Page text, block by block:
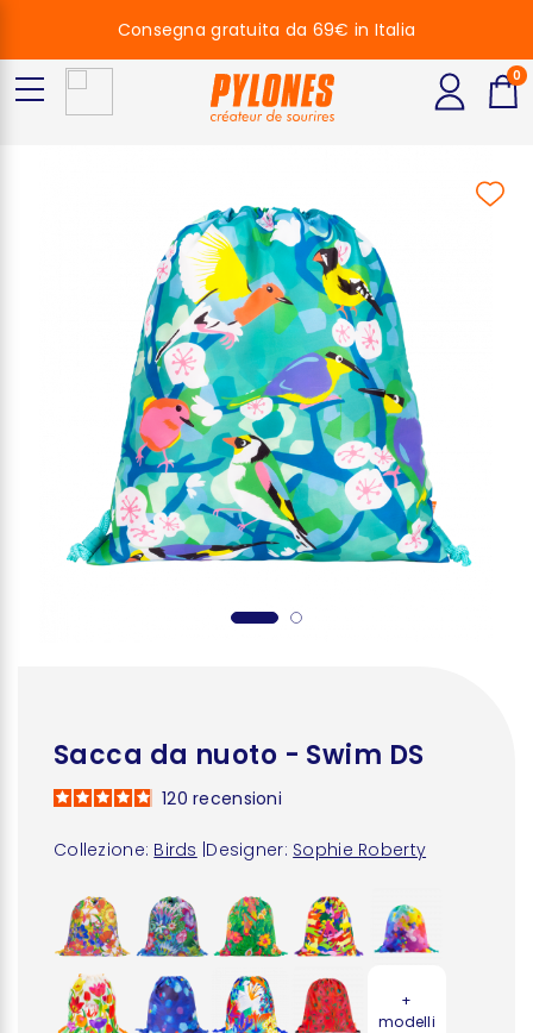
Sacca da nuoto - Swim DS
Collezione: Birds Designer: Sophie Roberty
120recensioni
+
modelli
Consegna gratuita da 69€ in Italia
0